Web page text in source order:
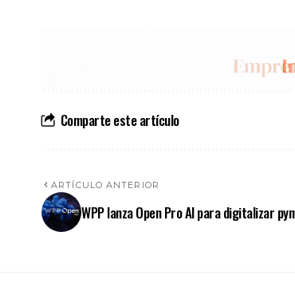
Comparte este artículo
ARTÍCULO ANTERIOR
WPP lanza Open Pro AI para digitalizar